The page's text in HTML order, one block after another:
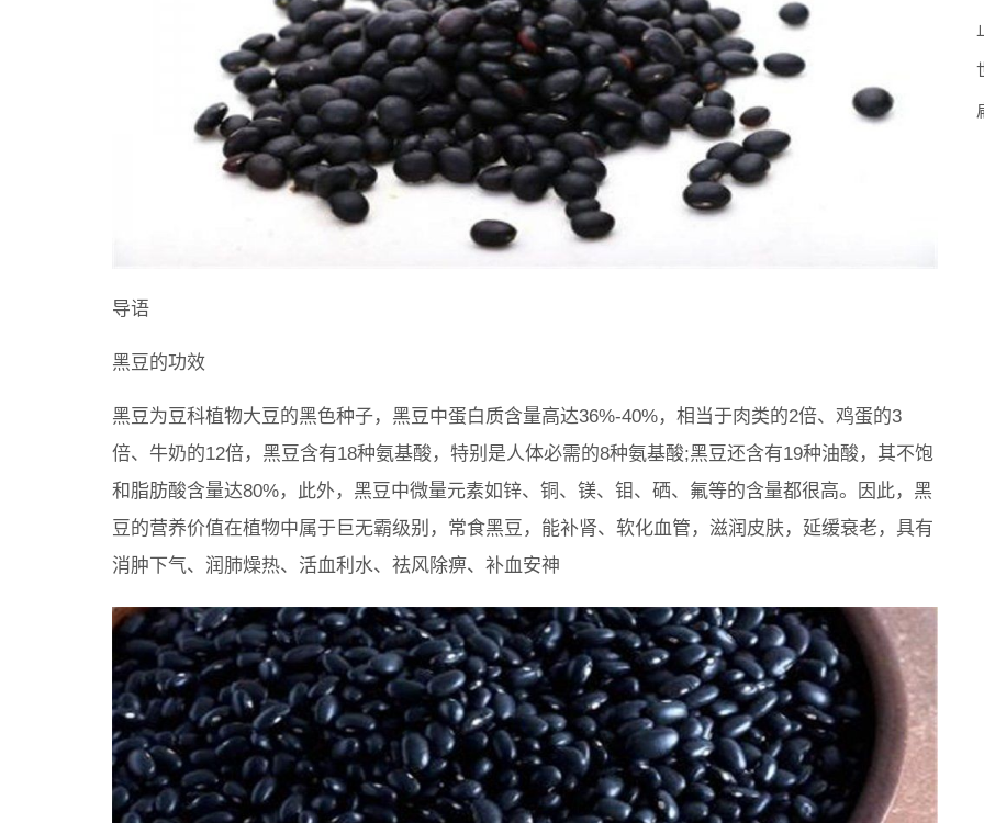
导语
黑豆的功效
黑豆为豆科植物大豆的黑色种子，黑豆中蛋白质含量高达36%-40%，相当于肉类的2倍、鸡蛋的3
倍、牛奶的12倍，黑豆含有18种氨基酸，特别是人体必需的8种氨基酸;黑豆还含有19种油酸，其不饱
和脂肪酸含量达80%，此外，黑豆中微量元素如锌、铜、镁、钼、硒、氟等的含量都很高。因此，黑
豆的营养价值在植物中属于巨无霸级别，常食黑豆，能补肾、软化血管，滋润皮肤，延缓衰老，具有
消肿下气、润肺燥热、活血利水、祛风除痹、补血安神